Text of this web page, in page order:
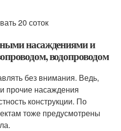
20 соток
насаждениями и
водопроводом
без внимания. Ведь,
прочие насаждения
конструкции. По
тоже предусмотрены